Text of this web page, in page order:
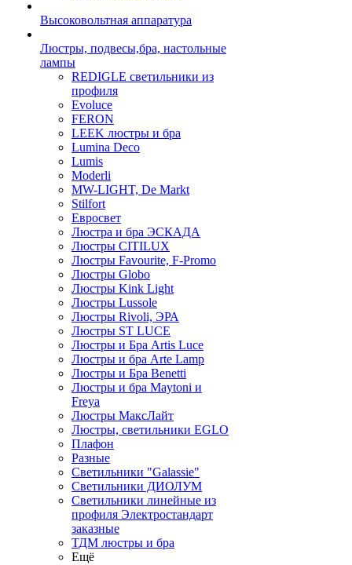
Высоковольтная аппаратура
Люстры, подвесы,бра, настольные
лампы
REDIGLE светильники из
профиля
Evoluce
FERON
LEEK люстры и бра
Lumina Deco
Lumis
Moderli
MW-LIGHT, De Markt
Stilfort
Евросвет
Люстра и бра ЭСКАДА
Люстры CITILUX
Люстры Favourite, F-Promo
Люстры Globo
Люстры Kink Light
Люстры Lussole
Люстры Rivoli, ЭРА
Люстры ST LUCE
Люстры и Бра Artis Luce
Люстры и бра Arte Lamp
Люстры и Бра Benetti
Люстры и бра Maytoni и
Freya
Люстры МаксЛайт
Люстры, светильники EGLO
Плафон
Разные
Светильники "Galassie"
Светильники ДИОЛУМ
Светильники линейные из
профиля Электростандарт
заказные
ТДМ люстры и бра
Ещё